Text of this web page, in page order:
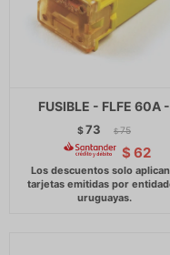
FUSIBLE - FLFE 60A -
$73 $ 75
$ 62